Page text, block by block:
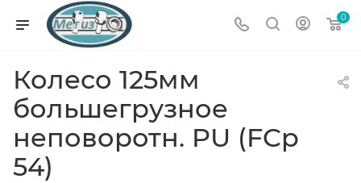
0
Колесо 125мм
большегрузное
неповоротн. PU (FCp
54)